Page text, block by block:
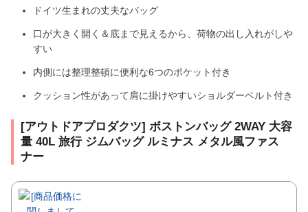
ドイツ生まれの丈夫なバッグ
口が大きく開く＆底まで見えるから、荷物の出し入れがしや
すい
内側には整理整頓に便利な6つのポケット付き
クッション性があって肩に掛けやすいショルダーベルト付き
[アウトドアプロダクツ] ボストンバッグ 2WAY 大容
量 40L 旅行 ジムバッグ ルミナス メタル風ファス
ナー